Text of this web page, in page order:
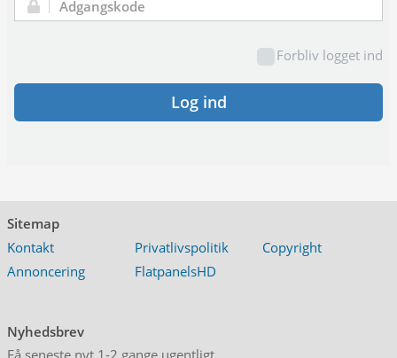
Adgangskode:
Forbliv logget ind
Log ind
Sitemap
Kontakt
Privatlivspolitik
Copyright
Annoncering
FlatpanelsHD
Nyhedsbrev
Få seneste nyt 1-2 gange ugentligt